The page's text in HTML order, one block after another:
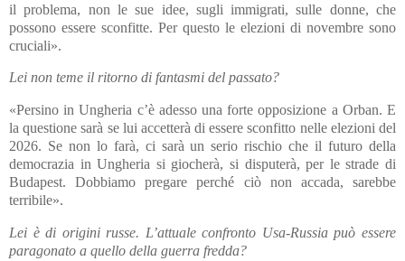
il problema, non le sue idee, sugli immigrati, sulle donne, che
possono essere sconfitte. Per questo le elezioni di novembre sono
cruciali».
Lei non teme il ritorno di fantasmi del passato?
«Persino in Ungheria c’è adesso una forte opposizione a Orban. E
la questione sarà se lui accetterà di essere sconfitto nelle elezioni del
2026. Se non lo farà, ci sarà un serio rischio che il futuro della
democrazia in Ungheria si giocherà, si disputerà, per le strade di
Budapest. Dobbiamo pregare perché ciò non accada, sarebbe
terribile».
Lei è di origini russe. L’attuale confronto Usa-Russia può essere
paragonato a quello della guerra fredda?